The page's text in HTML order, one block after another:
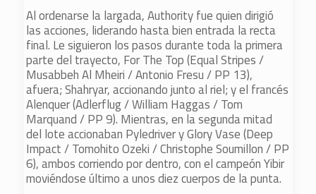
Al ordenarse la largada, Authority fue quien dirigió
las acciones, liderando hasta bien entrada la recta
final. Le siguieron los pasos durante toda la primera
parte del trayecto, For The Top (Equal Stripes /
Musabbeh Al Mheiri / Antonio Fresu / PP 13),
afuera; Shahryar, accionando junto al riel; y el francés
Alenquer (Adlerflug / William Haggas / Tom
Marquand / PP 9). Mientras, en la segunda mitad
del lote accionaban Pyledriver y Glory Vase (Deep
Impact / Tomohito Ozeki / Christophe Soumillon / PP
6), ambos corriendo por dentro, con el campeón Yibir
moviéndose último a unos diez cuerpos de la punta.